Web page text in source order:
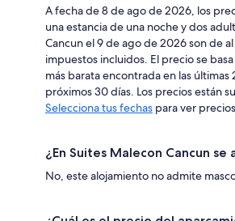
A fecha de 8 de ago de 2026, los
una estancia de una noche y dos
Cancun el 9 de ago de 2026 son de
impuestos incluidos. El precio se
más barata encontrada en las últimas
próximos 30 días. Los precios están
Selecciona tus fechas para ver
¿En Suites Malecon Cancun se
No, este alojamiento no admite